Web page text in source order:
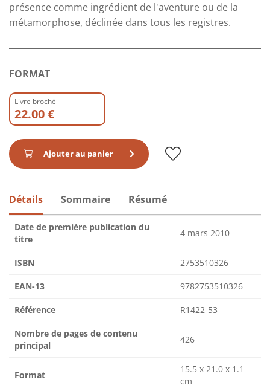
présence comme ingrédient de l'aventure ou de la
métamorphose, déclinée dans tous les registres.
FORMAT
Livre broché
22.00 €
Ajouter au panier
Détails Sommaire Résumé
Date de première publication du
titre
4 mars 2010
ISBN 2753510326
EAN-13 9782753510326
Référence R1422-53
Nombre de pages de contenu
principal
426
Format
15.5 x 21.0 x 1.1
cm